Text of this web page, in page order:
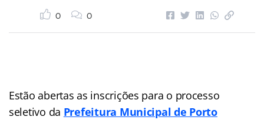
0 0
Estão abertas as inscrições para o processo
seletivo da Prefeitura Municipal de Porto